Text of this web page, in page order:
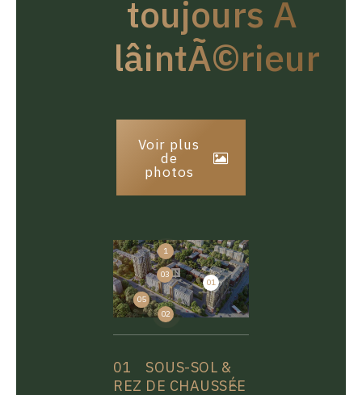
toujours Ã
lâintÃ©rieur
Voir plus
de
photos
01
1
02
03
04
05
01
SOUS-SOL &
REZ DE CHAUSSÉE